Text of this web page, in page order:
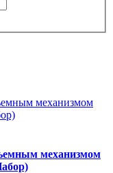
механизмом